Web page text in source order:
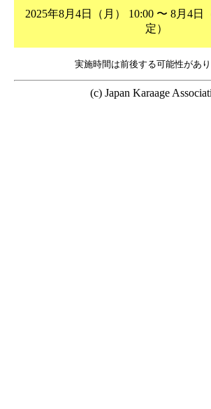
2025年8月4日（月） 10:00 〜 8月4日
定）
実施時間は前後する可能性があり
(c) Japan Karaage